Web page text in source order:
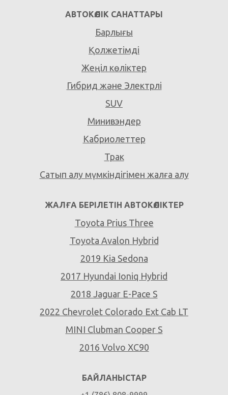
АВТОКӨЛІК САНАТТАРЫ
Барлығы
Қолжетімді
Жеңіл көліктер
Гибрид және Электрлі
SUV
Минивэндер
Кабриолеттер
Трак
Сатып алу мүмкіндігімен жалға алу
ЖАЛҒА БЕРІЛЕТІН АВТОКӨЛІКТЕР
Toyota Prius Three
Toyota Avalon Hybrid
2019 Kia Sedona
2017 Hyundai Ioniq Hybrid
2018 Jaguar E-Pace S
2022 Chevrolet Colorado Ext Cab LT
MINI Clubman Cooper S
2016 Volvo XC90
БАЙЛАНЫСТАР